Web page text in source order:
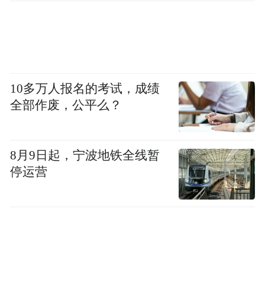
10多万人报名的考试，成绩
全部作废，公平么？
8月9日起，宁波地铁全线暂
停运营